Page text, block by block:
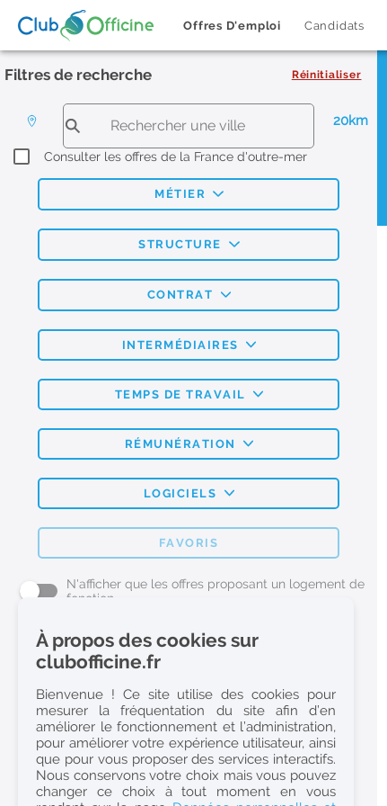
Offres D'emploi Candidats
Filtres de recherche Réinitialiser
20km
Consulter les offres de la France d'outre-mer
MÉTIER
STRUCTURE
CONTRAT
INTERMÉDIAIRES
TEMPS DE TRAVAIL
RÉMUNÉRATION
LOGICIELS
FAVORIS
N'afficher que les offres proposant un logement de
fonction
L'emploi Pharmacie par métier
Pharmacien (H/F)
Préparateur en Pharmacie (H/F)
Etudiant en Pharmacie (H/F)
Etudiant en Pharmacie 6e année validée (H/F)
Conseiller Dermo Cosmetique - Esthéticienne (H/F)
À propos des cookies sur
clubofficine.fr
Bienvenue ! Ce site utilise des cookies pour
mesurer la fréquentation du site afin d’en
améliorer le fonctionnement et l’administration,
pour améliorer votre expérience utilisateur, ainsi
que pour vous proposer des services interactifs.
Nous conservons votre choix mais vous pouvez
changer ce choix à tout moment en vous